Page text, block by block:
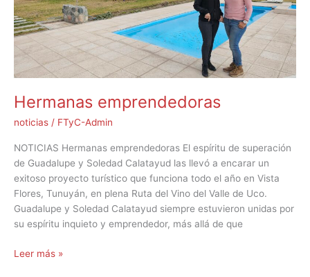
Hermanas emprendedoras
noticias / FTyC-Admin
NOTICIAS Hermanas emprendedoras El espíritu de superación
de Guadalupe y Soledad Calatayud las llevó a encarar un
exitoso proyecto turístico que funciona todo el año en Vista
Flores, Tunuyán, en plena Ruta del Vino del Valle de Uco.
Guadalupe y Soledad Calatayud siempre estuvieron unidas por
su espíritu inquieto y emprendedor, más allá de que
Leer más »